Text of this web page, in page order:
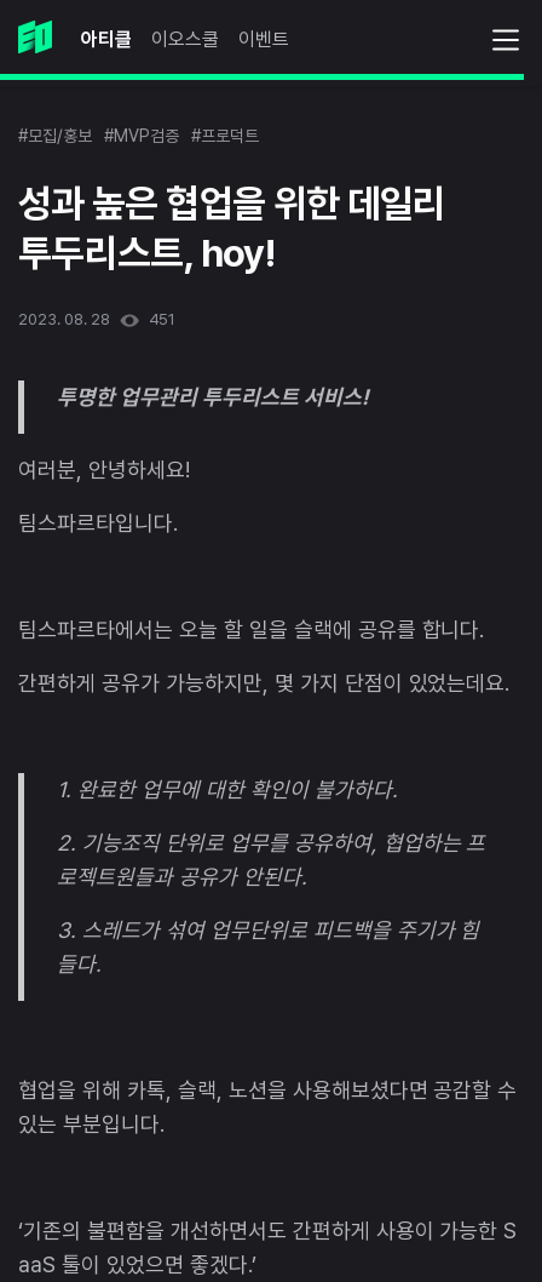
아티클 이오스쿨 이벤트
#모집/홍보 #MVP검증 #프로덕트
성과 높은 협업을 위한 데일리
투두리스트, hoy!
2023. 08. 28 451
투명한 업무관리 투두리스트 서비스!
여러분, 안녕하세요!
팀스파르타입니다.
팀스파르타에서는 오늘 할 일을 슬랙에 공유를 합니다.
간편하게 공유가 가능하지만, 몇 가지 단점이 있었는데요.
1. 완료한 업무에 대한 확인이 불가하다.
2. 기능조직 단위로 업무를 공유하여, 협업하는 프
로젝트원들과 공유가 안된다.
3. 스레드가 섞여 업무단위로 피드백을 주기가 힘
들다.
협업을 위해 카톡, 슬랙, 노션을 사용해보셨다면 공감할 수
있는 부분입니다.
‘기존의 불편함을 개선하면서도 간편하게 사용이 가능한 S
aaS 툴이 있었으면 좋겠다.’